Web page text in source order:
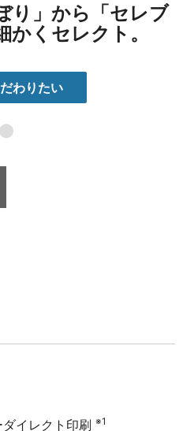
り」から「セレブ
くセレクト。
わりたい
●
ダイレクト印刷※1